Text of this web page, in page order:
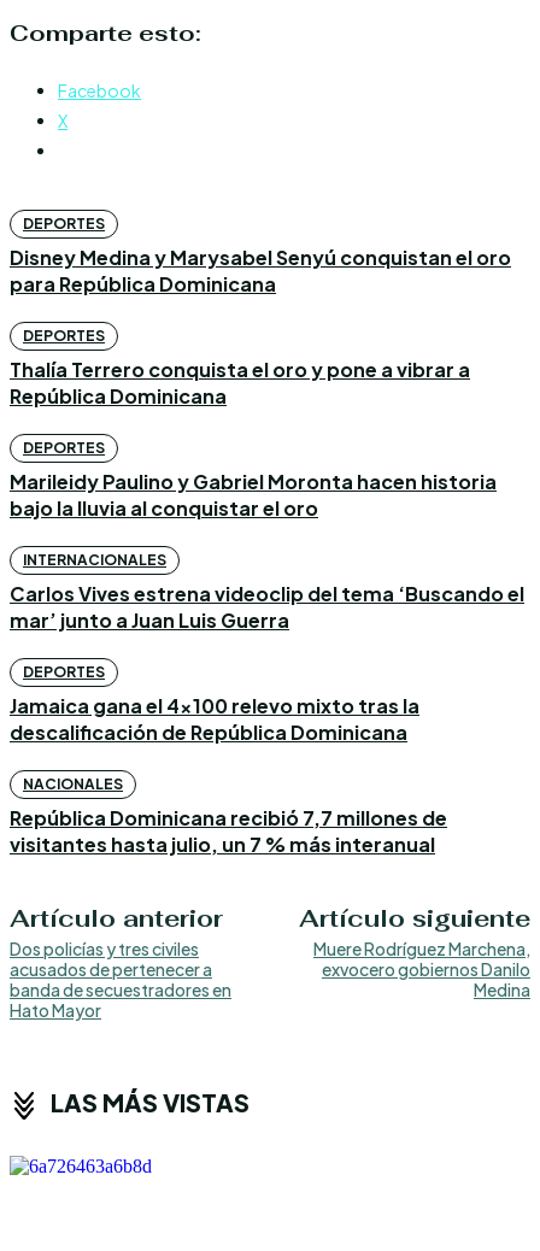
Comparte esto:
Facebook
X
DEPORTES
Disney Medina y Marysabel Senyú conquistan el oro
para República Dominicana
DEPORTES
Thalía Terrero conquista el oro y pone a vibrar a
República Dominicana
DEPORTES
Marileidy Paulino y Gabriel Moronta hacen historia
bajo la lluvia al conquistar el oro
INTERNACIONALES
Carlos Vives estrena videoclip del tema ‘Buscando el
mar’ junto a Juan Luis Guerra
DEPORTES
Jamaica gana el 4×100 relevo mixto tras la
descalificación de República Dominicana
NACIONALES
República Dominicana recibió 7,7 millones de
visitantes hasta julio, un 7 % más interanual
Artículo anterior
Dos policías y tres civiles
acusados de pertenecer a
banda de secuestradores en
Hato Mayor
Artículo siguiente
Muere Rodríguez Marchena,
exvocero gobiernos Danilo
Medina
LAS MÁS VISTAS